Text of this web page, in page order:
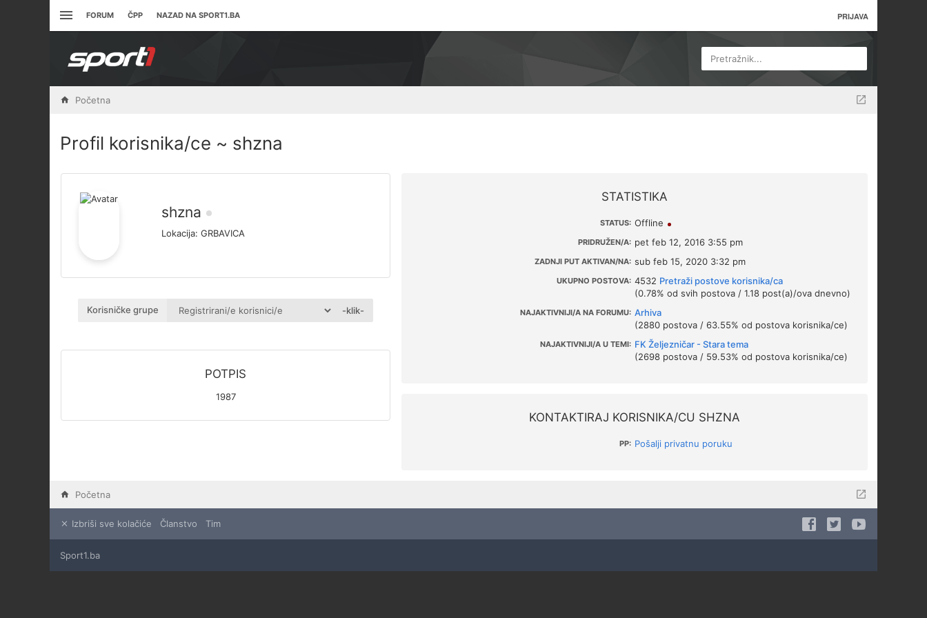
FORUM ČPP NAZAD NA SPORT1.BA PRIJAVA
Pretražnik...
Početna
Profil korisnika/ce ~ shzna
shzna
Lokacija: GRBAVICA
Korisničke grupe -klik-
POTPIS
1987
STATISTIKA
STATUS: Offline
PRIDRUŽEN/A: pet feb 12, 2016 3:55 pm
ZADNJI PUT AKTIVAN/NA: sub feb 15, 2020 3:32 pm
UKUPNO POSTOVA: 4532 Pretraži postove korisnika/ca
(0.78% od svih postova / 1.18 post(a)/ova dnevno)
NAJAKTIVNIJI/A NA FORUMU: Arhiva
(2880 postova / 63.55% od postova korisnika/ce)
NAJAKTIVNIJI/A U TEMI: FK Željezničar - Stara tema
(2698 postova / 59.53% od postova korisnika/ce)
KONTAKTIRAJ KORISNIKA/CU SHZNA
PP: Pošalji privatnu poruku
Početna
Izbriši sve kolačiće Članstvo Tim
Sport1.ba